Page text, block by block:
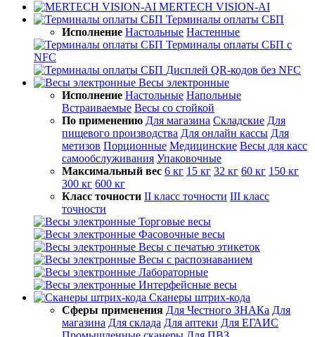
MERTECH VISION-AI
Терминалы оплаты СБП
Исполнение Настольные Настенные
Терминалы оплаты СБП с
NFC
Дисплей QR-кодов без NFC
Весы электронные
Исполнение Настольные Напольные
Встраиваемые Весы со стойкой
По применению Для магазина Складские Для
пищевого производства Для онлайн кассы Для
метизов Порционные Медицинские Весы для касс
самообслуживания Упаковочные
Максимальный вес 6 кг 15 кг 32 кг 60 кг 150 кг
300 кг 600 кг
Класс точности II класс точности III класс
точности
Торговые весы
Фасовочные весы
Весы с печатью этикеток
Весы с распознаванием
Лабораторные
Интерфейсные весы
Сканеры штрих-кода
Сферы применения Для Честного ЗНАКа Для
магазина Для склада Для аптеки Для ЕГАИС